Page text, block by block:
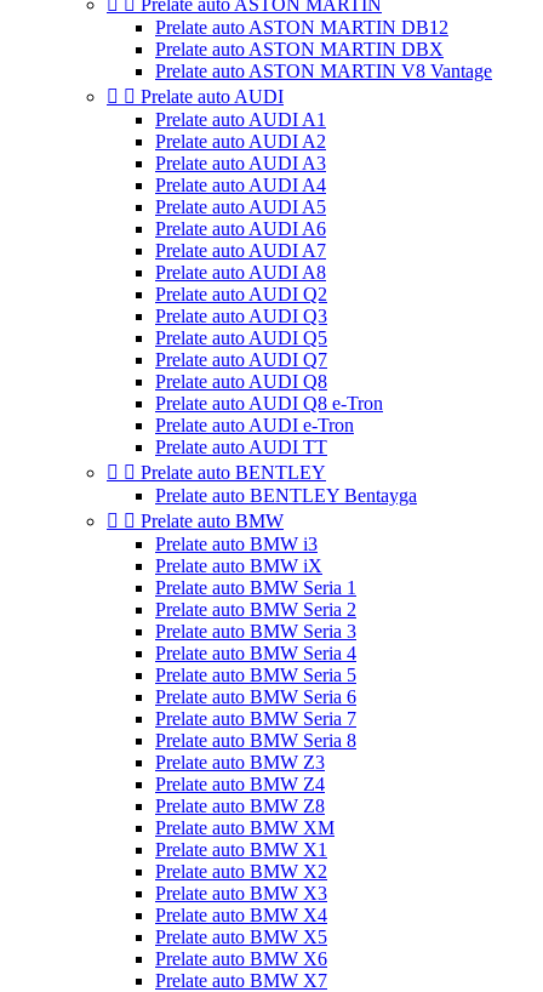
  Prelate auto ASTON MARTIN
Prelate auto ASTON MARTIN DB12
Prelate auto ASTON MARTIN DBX
Prelate auto ASTON MARTIN V8 Vantage
  Prelate auto AUDI
Prelate auto AUDI A1
Prelate auto AUDI A2
Prelate auto AUDI A3
Prelate auto AUDI A4
Prelate auto AUDI A5
Prelate auto AUDI A6
Prelate auto AUDI A7
Prelate auto AUDI A8
Prelate auto AUDI Q2
Prelate auto AUDI Q3
Prelate auto AUDI Q5
Prelate auto AUDI Q7
Prelate auto AUDI Q8
Prelate auto AUDI Q8 e-Tron
Prelate auto AUDI e-Tron
Prelate auto AUDI TT
  Prelate auto BENTLEY
Prelate auto BENTLEY Bentayga
  Prelate auto BMW
Prelate auto BMW i3
Prelate auto BMW iX
Prelate auto BMW Seria 1
Prelate auto BMW Seria 2
Prelate auto BMW Seria 3
Prelate auto BMW Seria 4
Prelate auto BMW Seria 5
Prelate auto BMW Seria 6
Prelate auto BMW Seria 7
Prelate auto BMW Seria 8
Prelate auto BMW Z3
Prelate auto BMW Z4
Prelate auto BMW Z8
Prelate auto BMW XM
Prelate auto BMW X1
Prelate auto BMW X2
Prelate auto BMW X3
Prelate auto BMW X4
Prelate auto BMW X5
Prelate auto BMW X6
Prelate auto BMW X7